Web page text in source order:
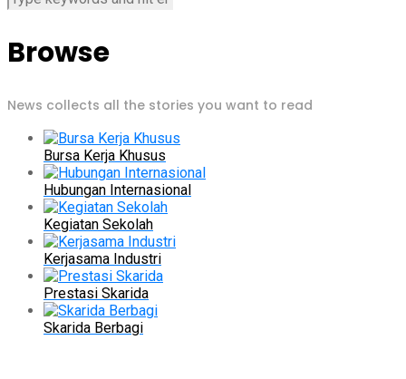
Browse
News collects all the stories you want to read
Bursa Kerja Khusus
Hubungan Internasional
Kegiatan Sekolah
Kerjasama Industri
Prestasi Skarida
Skarida Berbagi